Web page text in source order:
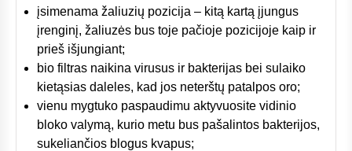
įsimenama žaliuzių pozicija – kitą kartą įjungus
įrenginį, žaliuzės bus toje pačioje pozicijoje kaip ir
prieš išjungiant;
bio filtras naikina virusus ir bakterijas bei sulaiko
kietąsias daleles, kad jos neterštų patalpos oro;
vienu mygtuko paspaudimu aktyvuosite vidinio
bloko valymą, kurio metu bus pašalintos bakterijos,
sukeliančios blogus kvapus;